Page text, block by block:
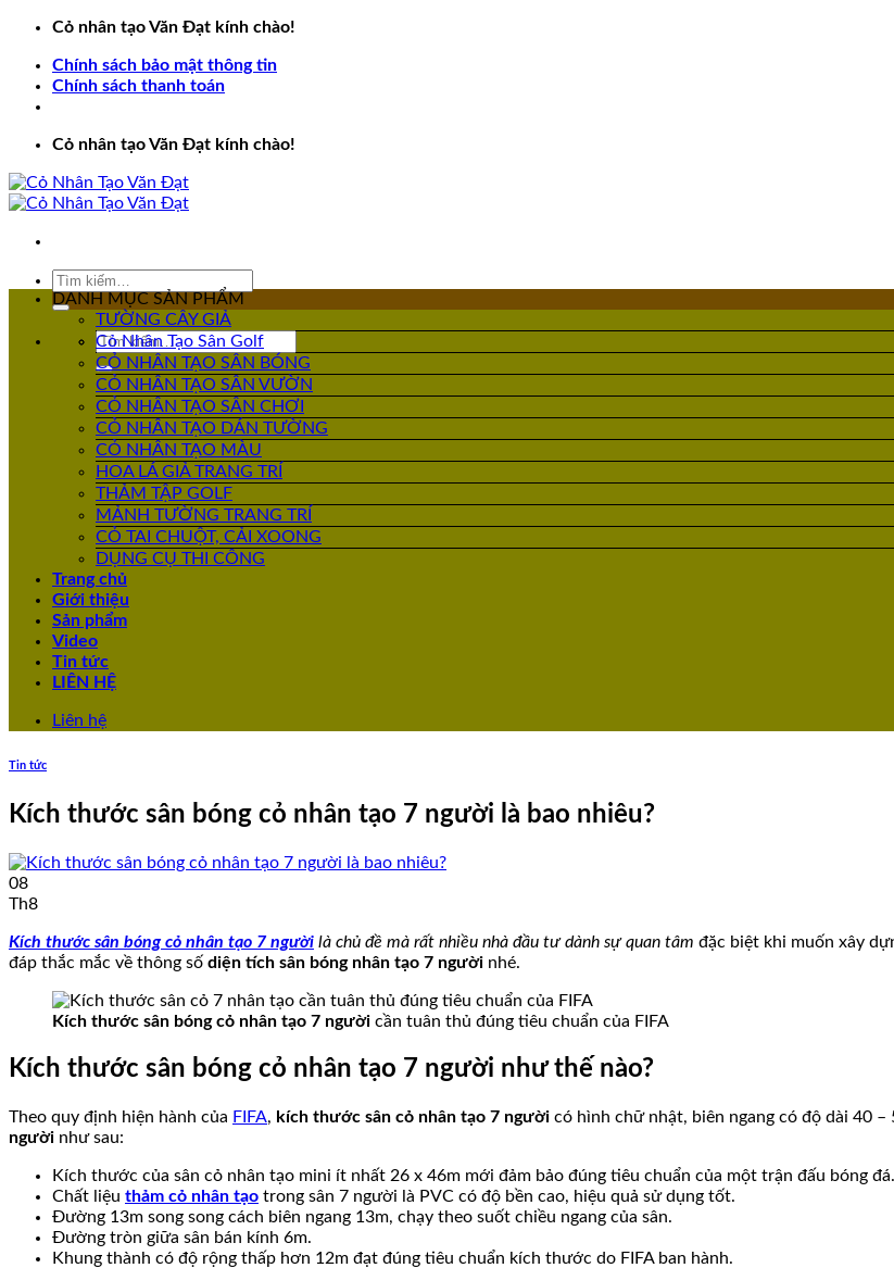
dung
Cỏ nhân tạo Văn Đạt kính chào!
Chính sách bảo mật thông tin
Chính sách thanh toán
Cỏ nhân tạo Văn Đạt kính chào!
Tìm
kiếm:
Tìm
kiếm:
DANH MỤC SẢN PHẨM
TƯỜNG CÂY GIẢ
Cỏ Nhân Tạo Sân Golf
CỎ NHÂN TẠO SÂN BÓNG
CỎ NHÂN TẠO SÂN VƯỜN
CỎ NHÂN TẠO SÂN CHƠI
CỎ NHÂN TẠO DÁN TƯỜNG
CỎ NHÂN TẠO MÀU
HOA LÁ GIẢ TRANG TRÍ
THẢM TẬP GOLF
MẢNH TƯỜNG TRANG TRÍ
CỎ TAI CHUỘT, CẢI XOONG
DỤNG CỤ THI CÔNG
Trang chủ
Giới thiệu
Sản phẩm
Video
Tin tức
LIÊN HỆ
Liên hệ
Tin tức
Kích thước sân bóng cỏ nhân tạo 7 người là bao nhiêu?
08
Th8
Kích thước sân bóng cỏ nhân tạo 7 người là chủ đề mà rất nhiều nhà đầu tư dành sự quan tâm đặc biệt khi muốn xây
đáp thắc mắc về thông số diện tích sân bóng nhân tạo 7 người nhé.
Kích thước sân bóng cỏ nhân tạo 7 người cần tuân thủ đúng tiêu chuẩn của FIFA
Kích thước sân bóng cỏ nhân tạo 7 người như thế nào?
Theo quy định hiện hành của FIFA, kích thước sân cỏ nhân tạo 7 người có hình chữ nhật, biên ngang có độ dài 40
người như sau:
Kích thước của sân cỏ nhân tạo mini ít nhất 26 x 46m mới đảm bảo đúng tiêu chuẩn của một trận đấu bóng đá.
Chất liệu thảm cỏ nhân tạo trong sân 7 người là PVC có độ bền cao, hiệu quả sử dụng tốt.
Đường 13m song song cách biên ngang 13m, chạy theo suốt chiều ngang của sân.
Đường tròn giữa sân bán kính 6m.
Khung thành có độ rộng thấp hơn 12m đạt đúng tiêu chuẩn kích thước do FIFA ban hành.